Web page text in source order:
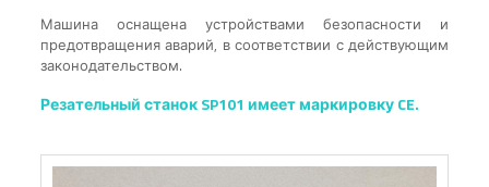
Машина оснащена устройствами безопасности и
предотвращения аварий, в соответствии с действующим
законодательством.
Резательный станок SP101 имеет маркировку CE.